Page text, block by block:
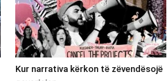
Kur narrativa kërkon të zëvendësojë